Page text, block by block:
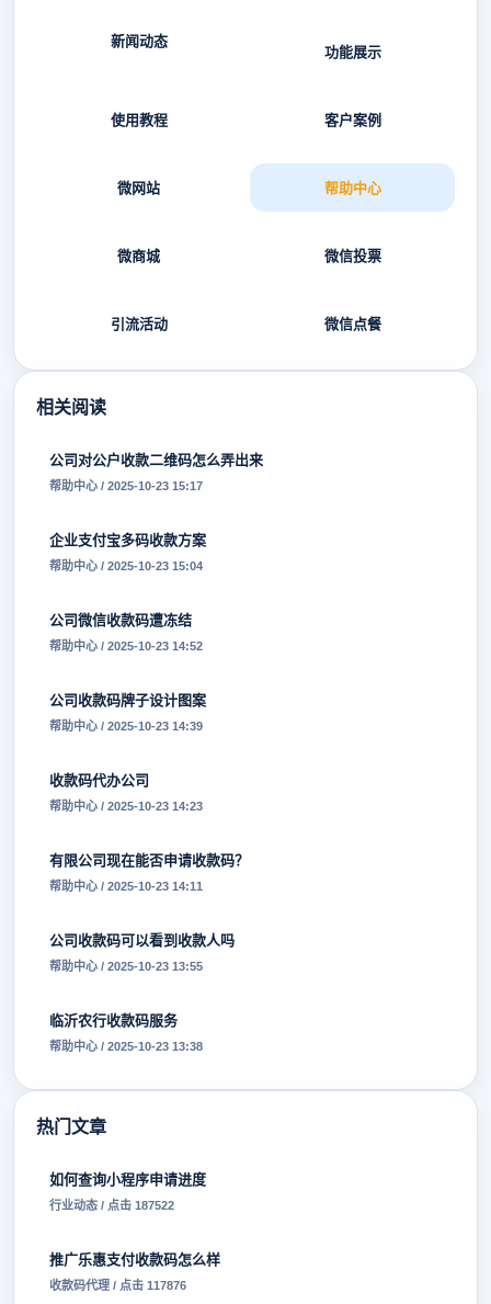
新闻动态
功能展示
使用教程 客户案例
微网站 帮助中心
微商城 微信投票
引流活动 微信点餐
相关阅读
公司对公户收款二维码怎么弄出来
帮助中心 / 2025-10-23 15:17
企业支付宝多码收款方案
帮助中心 / 2025-10-23 15:04
公司微信收款码遭冻结
帮助中心 / 2025-10-23 14:52
公司收款码牌子设计图案
帮助中心 / 2025-10-23 14:39
收款码代办公司
帮助中心 / 2025-10-23 14:23
有限公司现在能否申请收款码？
帮助中心 / 2025-10-23 14:11
公司收款码可以看到收款人吗
帮助中心 / 2025-10-23 13:55
临沂农行收款码服务
帮助中心 / 2025-10-23 13:38
热门文章
如何查询小程序申请进度
行业动态 / 点击 187522
推广乐惠支付收款码怎么样
收款码代理 / 点击 117876